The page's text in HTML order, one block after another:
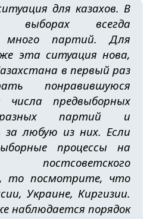
для казахов. В
всегда
много партий. Для
эта ситуация нова,
в первый раз
понравившуюся
числа предвыборных
партий и
за любую из них. Если
процессы на
постсоветского
то посмотрите, что
Украине, Киргизии.
наблюдается порядок